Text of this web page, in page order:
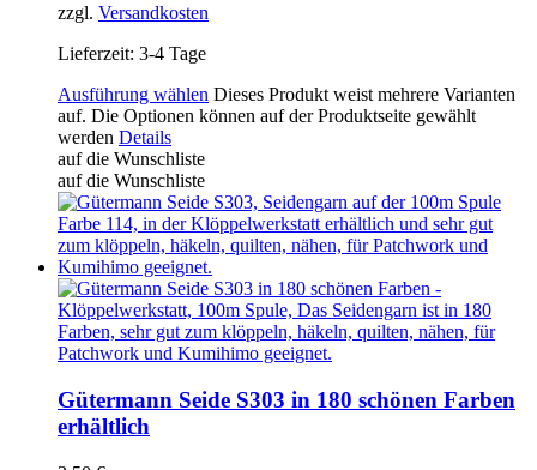
zzgl. Versandkosten
Lieferzeit: 3-4 Tage
Ausführung wählen Dieses Produkt weist mehrere Varianten
auf. Die Optionen können auf der Produktseite gewählt
werden Details
auf die Wunschliste
auf die Wunschliste
Gütermann Seide S303 in 180 schönen Farben
erhältlich